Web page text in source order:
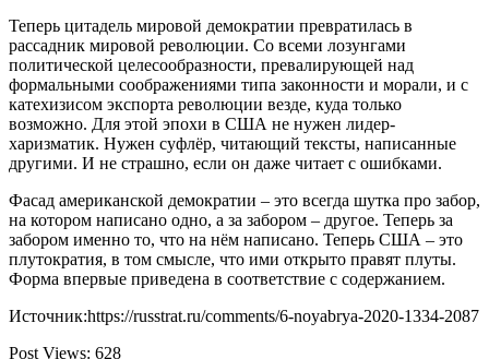
Теперь цитадель мировой демократии превратилась в
рассадник мировой революции. Со всеми лозунгами
политической целесообразности, превалирующей над
формальными соображениями типа законности и морали, и с
катехизисом экспорта революции везде, куда только
возможно. Для этой эпохи в США не нужен лидер-
харизматик. Нужен суфлёр, читающий тексты, написанные
другими. И не страшно, если он даже читает с ошибками.
Фасад американской демократии – это всегда шутка про забор,
на котором написано одно, а за забором – другое. Теперь за
забором именно то, что на нём написано. Теперь США – это
плутократия, в том смысле, что ими открыто правят плуты.
Форма впервые приведена в соответствие с содержанием.
Источник:https://russtrat.ru/comments/6-noyabrya-2020-1334-2087
Post Views: 628